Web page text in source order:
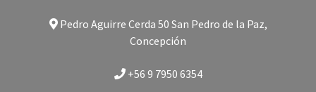
Pedro Aguirre Cerda 50 San Pedro de la Paz,
Concepción
+56 9 7950 6354